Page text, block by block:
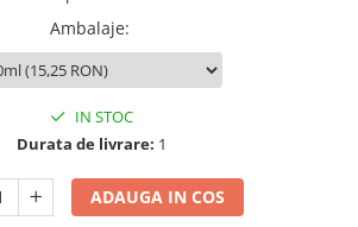
Ambalaje:
IN STOC
Durata de livrare: 1
ADAUGA IN COS